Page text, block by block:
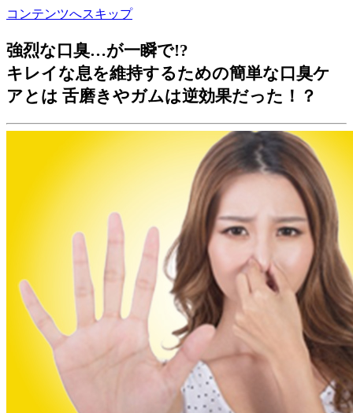
コンテンツへスキップ
cosme
強烈な口臭…が一瞬で!?
キレイな息を維持するための簡単な口臭ケ
アとは 舌磨きやガムは逆効果だった！？